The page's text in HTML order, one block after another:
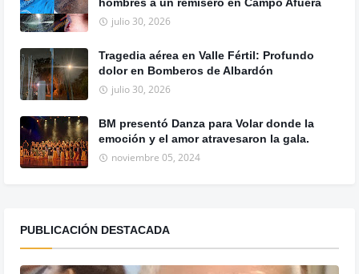
julio 30, 2026
Tragedia aérea en Valle Fértil: Profundo
dolor en Bomberos de Albardón
julio 30, 2026
BM presentó Danza para Volar donde la
emoción y el amor atravesaron la gala.
noviembre 05, 2024
PUBLICACIÓN DESTACADA